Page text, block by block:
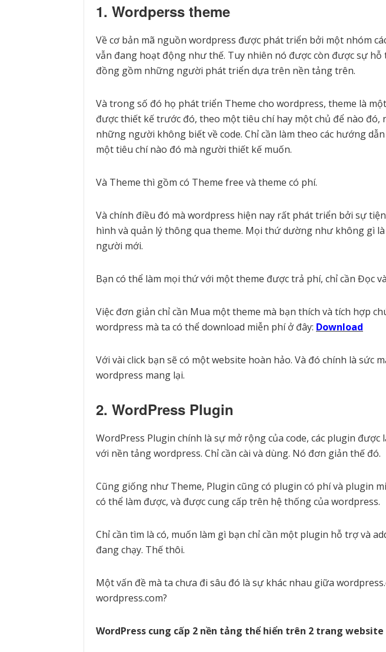
1. Wordperss theme
Về cơ bản mã nguồn wordpress được phát triển bởi một nhóm
vẫn đang hoạt động như thế. Tuy nhiên nó được còn được sự hỗ
đồng gồm những người phát triển dựa trên nền tảng trên.
Và trong số đó họ phát triển Theme cho wordpress, theme là
được thiết kế trước đó, theo một tiêu chí hay một chủ để nào
những người không biết về code. Chỉ cần làm theo các hướng
một tiêu chí nào đó mà người thiết kế muốn.
Và Theme thì gồm có Theme free và theme có phí.
Và chính điều đó mà wordpress hiện nay rất phát triển bởi sự
hình và quản lý thông qua theme. Mọi thứ dường như không gì
người mới.
Bạn có thể làm mọi thứ với một theme được trả phí, chỉ cần Đọc
Việc đơn giản chỉ cần Mua một theme mà bạn thích và tích hợp
wordpress mà ta có thể download miễn phí ở đây: Download
Với vài click bạn sẽ có một website hoàn hảo. Và đó chính là sức
wordpress mang lại.
2. WordPress Plugin
WordPress Plugin chính là sự mở rộng của code, các plugin
với nền tảng wordpress. Chỉ cần cài và dùng. Nó đơn giản thế đó.
Cũng giống như Theme, Plugin cũng có plugin có phí và plugin
có thể làm được, và được cung cấp trên hệ thống của wordpress.
Chỉ cần tìm là có, muốn làm gì bạn chỉ cần một plugin hỗ trợ và
đang chạy. Thế thôi.
Một vấn đề mà ta chưa đi sâu đó là sự khác nhau giữa
wordpress.com?
WordPress cung cấp 2 nền tảng thể hiển trên 2 trang website